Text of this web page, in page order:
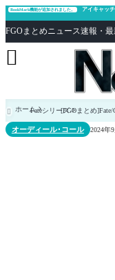
BookMark機能が追加されました。
アイキャッ

 ホームFateシリーズ[FGOまとめ]Fate/
オーディール･コール 2024年